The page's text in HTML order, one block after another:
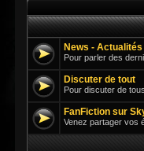
News - Actualités
Pour parler des
Discuter de tout
Pour discuter de
FanFiction sur
Venez partager vos